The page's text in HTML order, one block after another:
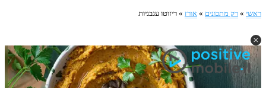
ראשי » רק מתכונים » אורז » ריזוטו עגבניות